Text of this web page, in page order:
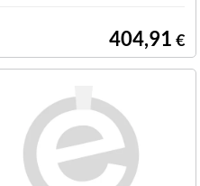
404,91 €